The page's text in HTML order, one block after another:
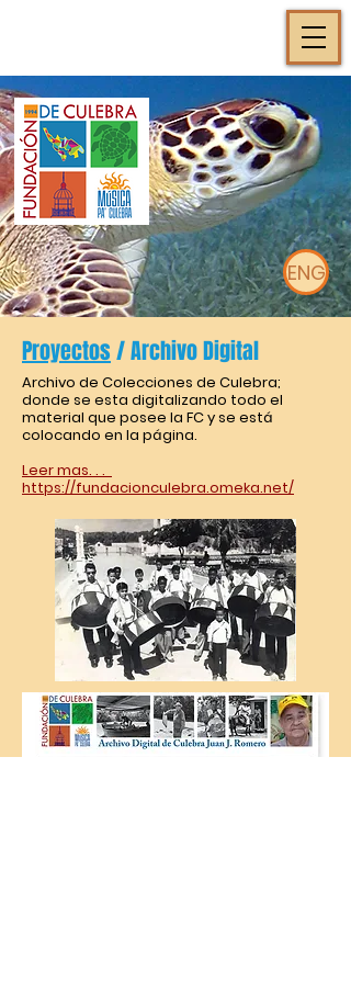
ENG
Proyectos / Archivo Digital
Archivo de Colecciones de Culebra;
donde se esta digitalizando todo el
material que posee la FC y se está
colocando en la página.
Leer mas. . .
https://fundacionculebra.omeka.net/